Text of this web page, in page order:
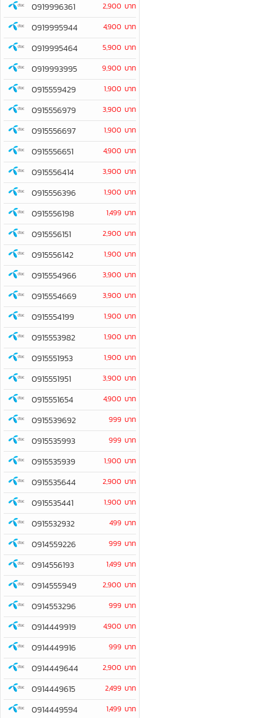
0919996361 2,900 บาท
0919995944 4,900 บาท
0919995464 5,900 บาท
0919993995 9,900 บาท
0915559429 1,900 บาท
0915556979 3,900 บาท
0915556697 1,900 บาท
0915556651 4,900 บาท
0915556414 3,900 บาท
0915556396 1,900 บาท
0915556198 1,499 บาท
0915556151 2,900 บาท
0915556142 1,900 บาท
0915554966 3,900 บาท
0915554669 3,900 บาท
0915554199 1,900 บาท
0915553982 1,900 บาท
0915551953 1,900 บาท
0915551951 3,900 บาท
0915551654 4,900 บาท
0915539692 999 บาท
0915535993 999 บาท
0915535939 1,900 บาท
0915535644 2,900 บาท
0915535441 1,900 บาท
0915532932 499 บาท
0914559226 999 บาท
0914556193 1,499 บาท
0914555949 2,900 บาท
0914553296 999 บาท
0914449919 4,900 บาท
0914449916 999 บาท
0914449644 2,900 บาท
0914449615 2,499 บาท
0914449594 1,499 บาท